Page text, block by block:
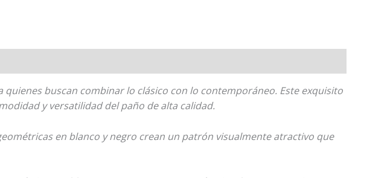
buscan combinar lo clásico con lo contemporáneo. Este exquisito
y versatilidad del paño de alta calidad.
en blanco y negro crean un patrón visualmente atractivo que